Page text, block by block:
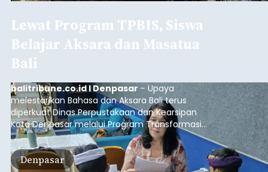
Lewat Program TPBIS, Siswa
Belajar Aksara dan Masatua
Bali
balitribune.co.id I Denpasar – Upaya
melestarikan Bahasa dan Aksara Bali terus
diperkuat Dinas Perpustakaan dan Kearsipan
Kota Denpasar melalui Program Transformasi
Perpustakaan Berbasis Inklusi Sosial (TPBIS).
Tahun ini, sebanyak 63 siswa kelas IV dan V SD
Negeri 17 Dangin Puri mendapat pelatihan
Denpasar